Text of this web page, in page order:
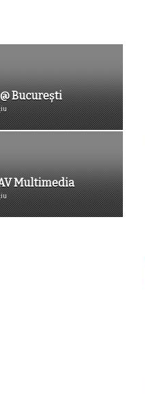
București
Multimedia